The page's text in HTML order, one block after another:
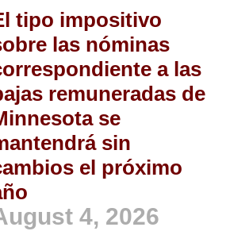
tipo impositivo
las nóminas
a las
remuneradas de
se
sin
el próximo
4, 2026